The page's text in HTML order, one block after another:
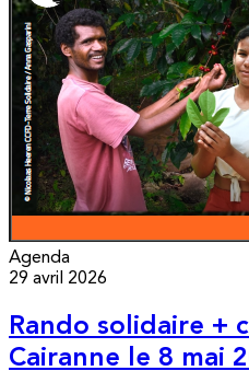
Agenda
29 avril 2026
Rando solidaire +
Cairanne le 8 mai